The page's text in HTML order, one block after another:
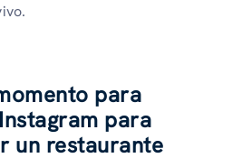
para
para
un restaurante